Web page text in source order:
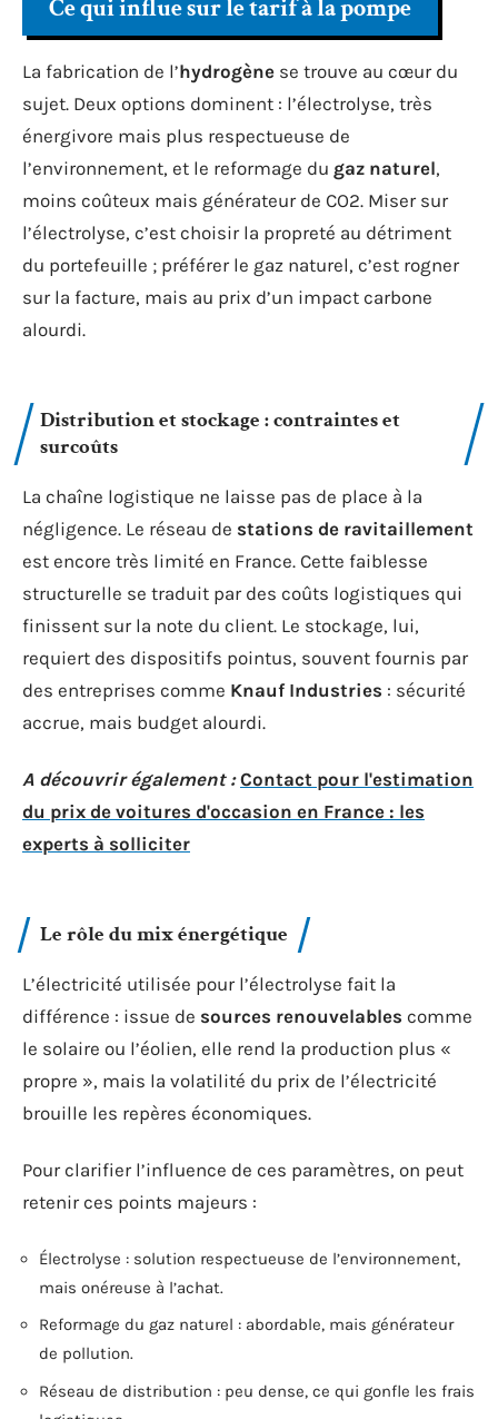
Ce qui influe sur le tarif à la pompe
La fabrication de l’hydrogène se trouve au cœur du
sujet. Deux options dominent : l’électrolyse, très
énergivore mais plus respectueuse de
l’environnement, et le reformage du gaz naturel,
moins coûteux mais générateur de CO2. Miser sur
l’électrolyse, c’est choisir la propreté au détriment
du portefeuille ; préférer le gaz naturel, c’est rogner
sur la facture, mais au prix d’un impact carbone
alourdi.
Distribution et stockage : contraintes et
surcoûts
La chaîne logistique ne laisse pas de place à la
négligence. Le réseau de stations de ravitaillement
est encore très limité en France. Cette faiblesse
structurelle se traduit par des coûts logistiques qui
finissent sur la note du client. Le stockage, lui,
requiert des dispositifs pointus, souvent fournis par
des entreprises comme Knauf Industries : sécurité
accrue, mais budget alourdi.
A découvrir également : Contact pour l'estimation
du prix de voitures d'occasion en France : les
experts à solliciter
Le rôle du mix énergétique
L’électricité utilisée pour l’électrolyse fait la
différence : issue de sources renouvelables comme
le solaire ou l’éolien, elle rend la production plus «
propre », mais la volatilité du prix de l’électricité
brouille les repères économiques.
Pour clarifier l’influence de ces paramètres, on peut
retenir ces points majeurs :
Électrolyse : solution respectueuse de l’environnement,
mais onéreuse à l’achat.
Reformage du gaz naturel : abordable, mais générateur
de pollution.
Réseau de distribution : peu dense, ce qui gonfle les frais